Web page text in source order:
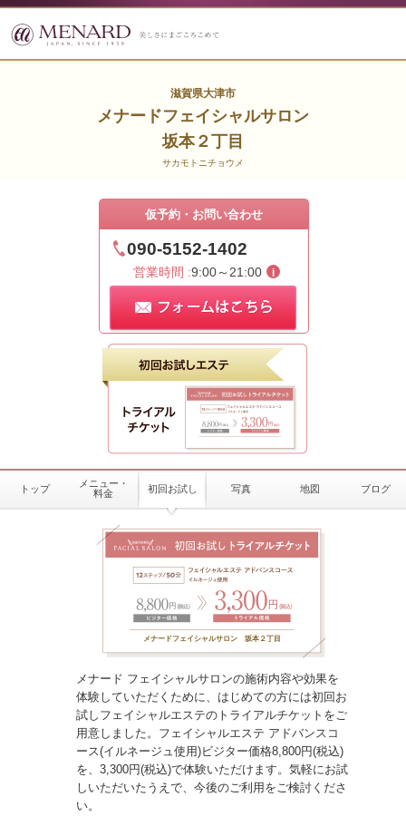
滋賀県大津市
メナードフェイシャルサロン
坂本２丁目
サカモトニチョウメ
仮予約・お問い合わせ
090-5152-1402
営業時間 :9:00～21:00
トップ
メニュー・
料金
初回お試し 写真 地図 ブログ
メナードフェイシャルサロン 坂本２丁目
メナード フェイシャルサロンの施術内容や効果を
体験していただくために、はじめての方には初回お
試しフェイシャルエステのトライアルチケットをご
用意しました。フェイシャルエステ アドバンスコ
ース(イルネージュ使用)ビジター価格8,800円(税込)
を、3,300円(税込)で体験いただけます。気軽にお試
しいただいたうえで、今後のご利用をご検討くださ
い。